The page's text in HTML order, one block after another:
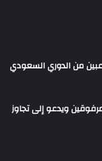
كروزيرو البرازيلي يستعير 3 لاعبين من الدوري السعودي
ويدعو إلى تجاوز